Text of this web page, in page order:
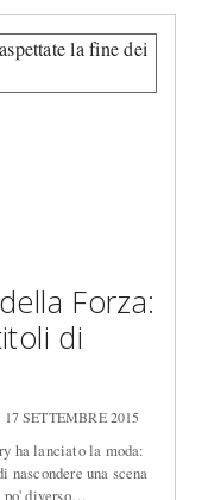
Forza:
di
SETTEMBRE 2015
ha lanciato la moda:
una scena
po' diverso…